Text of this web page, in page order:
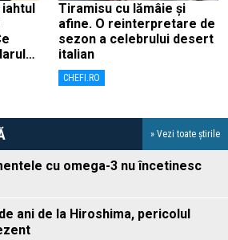
Tiramisu cu lămâie și
afine. O reinterpretare de
sezon a celebrului desert
italian
CHEFI.RO
» Vezi toate știrile
cu omega-3 nu încetinesc
ani de la Hiroshima, pericolul